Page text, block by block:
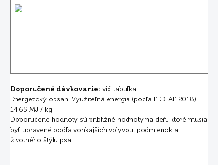
Doporučené dávkovanie: viď tabuľka.
Energetický obsah: Využiteľná energia (podľa FEDIAF 2018)
14,65 MJ / kg.
Doporučené hodnoty sú približné hodnoty na deň, ktoré musia
byť upravené podľa vonkajších vplyvou, podmienok a
životného štýlu psa.